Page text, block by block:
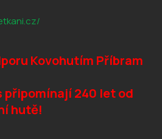
Kovohutím Příbram
připomínají 240 let od
hutě!